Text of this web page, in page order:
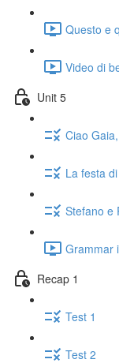
Questo e
Video di
Unit 5
Ciao
La festa
Stefano e
Grammar
Recap 1
Test 1
Test 2